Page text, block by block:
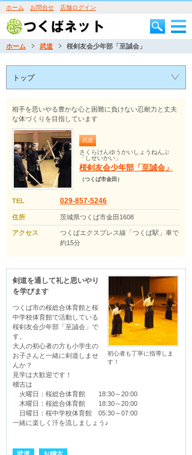
ホーム お問合せ 店舗ログイン
ホーム 武道 桜剣友会少年部「至誠会」
トップ
相手を思いやる豊かな心と困難に負けない忍耐力と丈夫
な体づくりを目指しています
武道
さくらけんゆうかいしょうねんぶ
「しせいかい」
桜剣友会少年部「至誠会」
（つくば市金田）
TEL 029-857-5246
住所 茨城県つくば市金田1608
アクセス
つくばエクスプレス線「つくば駅」車で
約15分
初心者も丁寧に指導しま
す！
剣道を通して礼と思いやり
を学びます
つくば市の桜総合体育館と桜
中学校体育館で活動している
桜剣友会少年部「至誠会」で
す。
大人の初心者の方も小学生の
お子さんと一緒に剣道しませ
んか？
見学は大歓迎です！
稽古は
火曜日：桜総合体育館　　18:30～20:00
木曜日：桜総合体育館　　18:30～20:00
日曜日：桜中学校体育館　05:30～07:00
一緒に楽しく汗を流しましょう♪